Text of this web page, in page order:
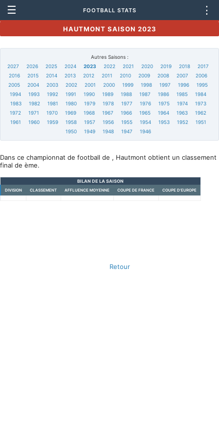
☰ FOOTBALL STATS ⋮
HAUTMONT SAISON 2023
Autres Saisons :
2027
2026 2025 2024 2023 2022 2021 2020 2019 2018
2017
2016
2015 2014 2013 2012 2011 2010 2009 2008 2007
2006
2005
2004 2003 2002 2001 2000 1999 1998 1997 1996
1995
1994
1993 1992 1991 1990 1989 1988 1987 1986 1985
1984
1983
1982 1981 1980 1979 1978 1977 1976 1975 1974
1973
1972
1971 1970 1969 1968 1967 1966 1965 1964 1963
1962
1961
1960 1959 1958 1957 1956 1955 1954 1953 1952
1951
1950
1949 1948 1947 1946
Dans ce championnat de football de , Hautmont obtient un classement
final de ème.
BILAN DE LA SAISON
DIVISION CLASSEMENT AFFLUENCE MOYENNE COUPE DE FRANCE COUPE D'EUROPE
Retour